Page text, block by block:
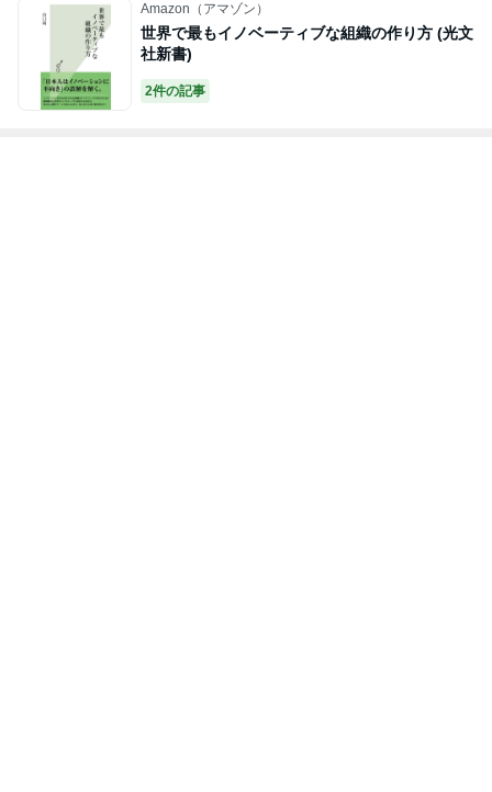
Amazon（アマゾン）
世界で最もイノベーティブな組織の作り方 (光文
社新書)
2件の記事